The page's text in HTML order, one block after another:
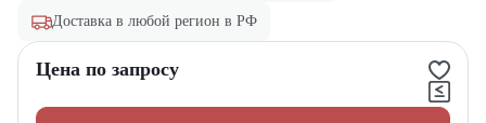
Доставка в любой регион в РФ
Цена по запросу